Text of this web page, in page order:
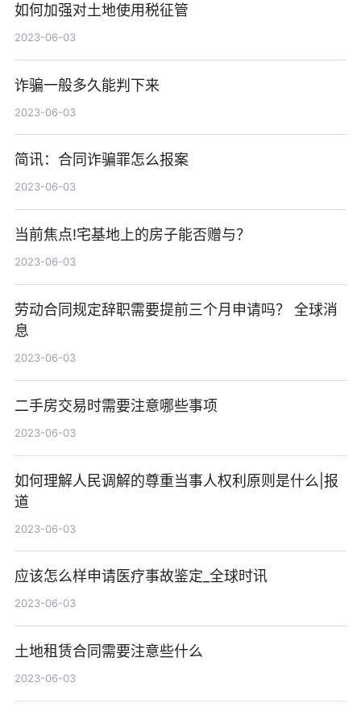
如何加强对土地使用税征管
2023-06-03
诈骗一般多久能判下来
2023-06-03
简讯：合同诈骗罪怎么报案
2023-06-03
当前焦点!宅基地上的房子能否赠与？
2023-06-03
劳动合同规定辞职需要提前三个月申请吗？ 全球消
息
2023-06-03
二手房交易时需要注意哪些事项
2023-06-03
如何理解人民调解的尊重当事人权利原则是什么|报
道
2023-06-03
应该怎么样申请医疗事故鉴定_全球时讯
2023-06-03
土地租赁合同需要注意些什么
2023-06-03